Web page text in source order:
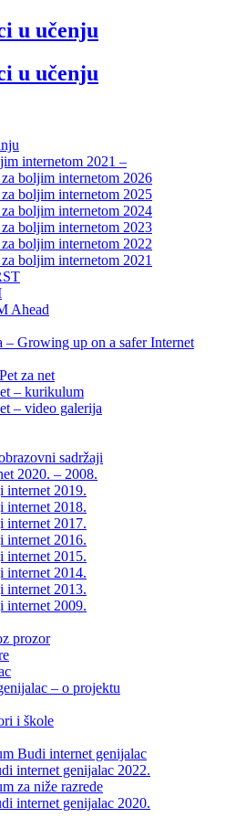
u učenju
u učenju
internetom 2021 –
za boljim internetom 2026
za boljim internetom 2025
za boljim internetom 2024
za boljim internetom 2023
boljim internetom 2022
boljim internetom 2021
Ahead
– Growing up on a safer Internet
za net
– kurikulum
– video galerija
sadržaji
2020. – 2008.
internet 2019.
internet 2018.
internet 2017.
internet 2016.
internet 2015.
internet 2014.
internet 2013.
internet 2009.
prozor
– o projektu
i škole
Budi internet genijalac
internet genijalac 2022.
za niže razrede
internet genijalac 2020.